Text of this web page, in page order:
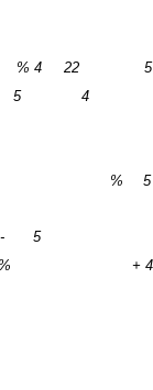
%4 22
5
4
%
5
-
5
+ 4